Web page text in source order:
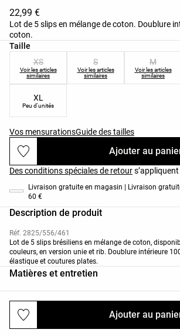
22,99 €
Lot de 5 slips en mélange de coton. Doublure
coton.
Taille
Liste des tailles du produit
XS
Voir les articles
similaires
S
Voir les articles
similaires
M
Voir les articles
similaires
XL
Peu d'unités
Vos mensurationsGuide des tailles
Ajouter au
Ajouter au
Des conditions spéciales de retour
Livraison gratuite en magasin | Livraison
60 €
Description de produit
Réf. 2825/556/461
Lot de 5 slips brésiliens en mélange de coton,
couleurs, en version unie et rib. Doublure intérieure
élastique et coutures plates.
Matières et entretien
Livraisons et retours